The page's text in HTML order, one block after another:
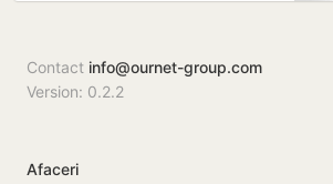
Contact info@ournet-group.com
Version: 0.2.2
Afaceri